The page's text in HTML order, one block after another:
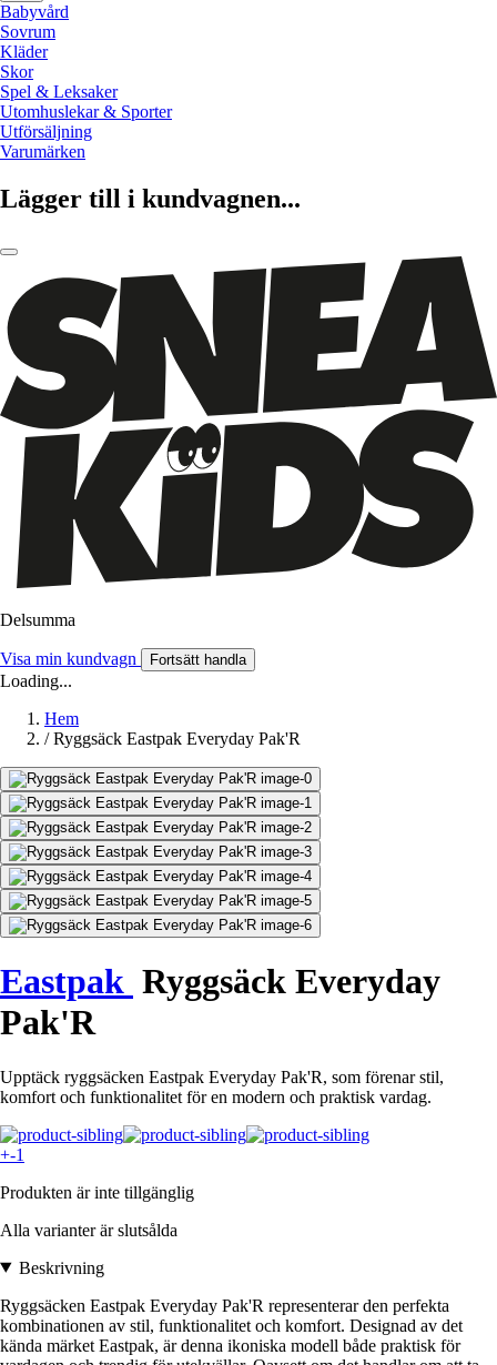
Babyvård
Sovrum
Kläder
Skor
Spel & Leksaker
Utomhuslekar & Sporter
Utförsäljning
Varumärken
Lägger till i kundvagnen...
Delsumma
Visa min kundvagn Fortsätt handla
Loading...
Hem
/ Ryggsäck Eastpak Everyday Pak'R
Eastpak Ryggsäck Everyday
Pak'R
Upptäck ryggsäcken Eastpak Everyday Pak'R, som förenar stil,
komfort och funktionalitet för en modern och praktisk vardag.
+-1
Produkten är inte tillgänglig
Alla varianter är slutsålda
Beskrivning
Ryggsäcken Eastpak Everyday Pak'R representerar den perfekta
kombinationen av stil, funktionalitet och komfort. Designad av det
kända märket Eastpak, är denna ikoniska modell både praktisk för